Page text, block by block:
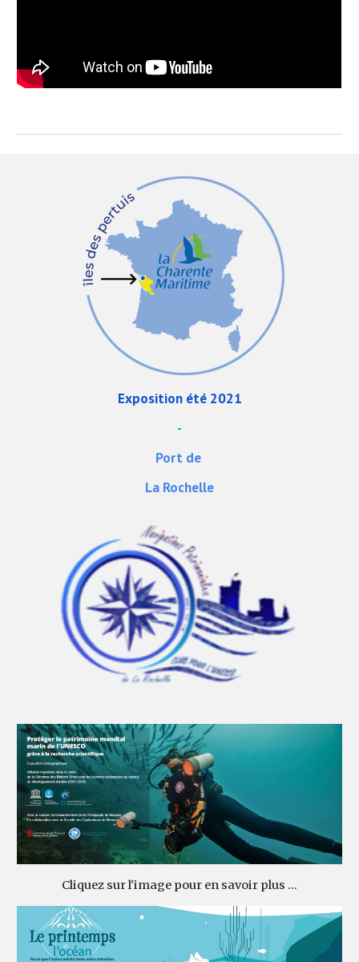
Exposition été 2021
-
Port de
La Rochelle
Cliquez sur l'image pour en savoir plus ...